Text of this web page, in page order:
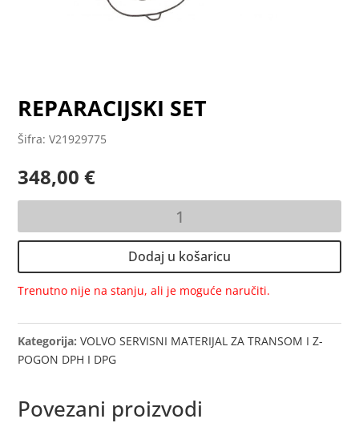
REPARACIJSKI SET
Šifra: V21929775
348,00€
količina
Dodaj u košaricu
Trenutno nije na stanju, ali je moguće naručiti.
Kategorija:VOLVO SERVISNI MATERIJAL ZA TRANSOM I Z-
POGON DPH I DPG
Povezani proizvodi